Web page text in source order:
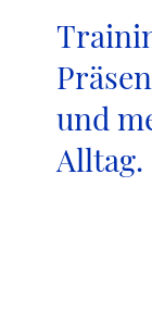
und
Alltag.